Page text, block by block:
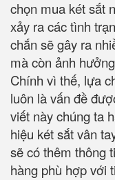
chọn mua két sắt
xảy ra các tình
chắn sẽ gây ra
mà còn ảnh
Chính vì thế, lựa
luôn là vấn đề
viết này chúng ta
hiệu két sắt vân
sẽ có thêm thông
hàng phù hợp với